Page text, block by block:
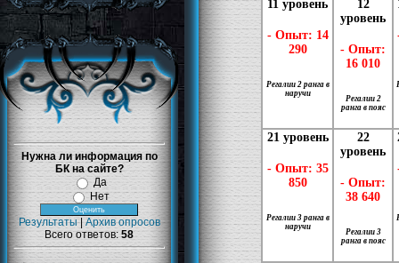
Нужна ли информация по
БК на сайте?
Да
Нет
Результаты| Архив опросов
Всего ответов: 58
11 уровень
- Опыт: 14
290
Регалии 2 ранга в
наручи
12
уровень
- Опыт:
16 010
Регалии 2
ранга в пояс
21 уровень
- Опыт: 35
850
Регалии 3 ранга в
наручи
22
уровень
- Опыт:
38 640
Регалии 3
ранга в пояс